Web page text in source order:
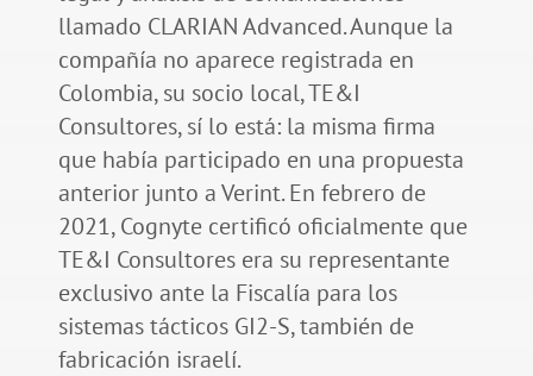
llamado CLARIAN Advanced. Aunque la
compañía no aparece registrada en
Colombia, su socio local, TE&I
Consultores, sí lo está: la misma firma
que había participado en una propuesta
anterior junto a Verint. En febrero de
2021, Cognyte certificó oficialmente que
TE&I Consultores era su representante
exclusivo ante la Fiscalía para los
sistemas tácticos GI2-S, también de
fabricación israelí.